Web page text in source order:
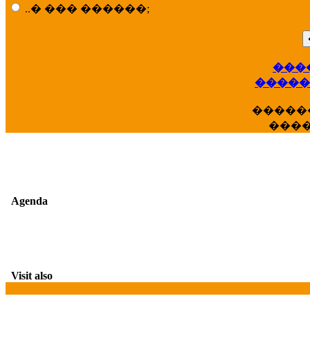
..� ��� ������;
Agenda
Visit also